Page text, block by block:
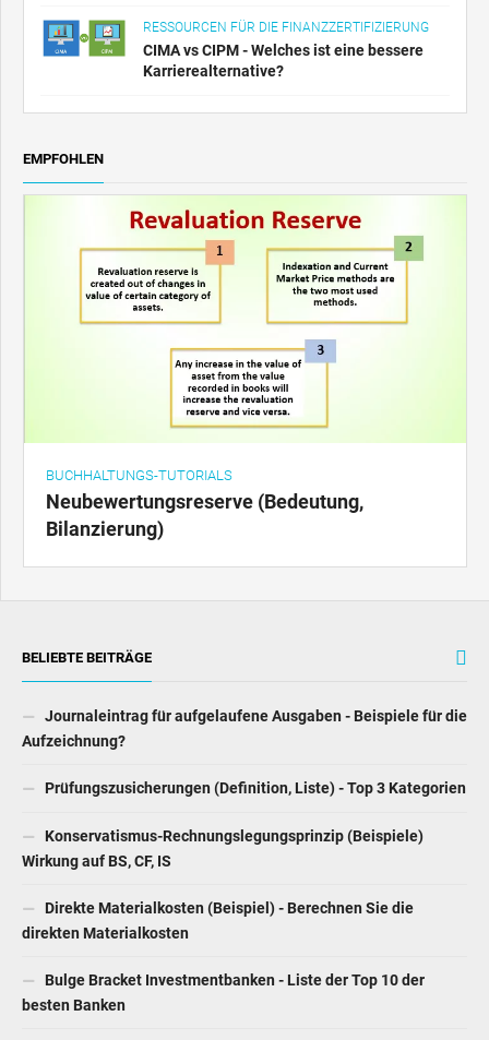
RESSOURCEN FÜR DIE FINANZZERTIFIZIERUNG
CIMA vs CIPM - Welches ist eine bessere
Karrierealternative?
EMPFOHLEN
BUCHHALTUNGS-TUTORIALS
Neubewertungsreserve (Bedeutung,
Bilanzierung)
BELIEBTE BEITRÄGE
Journaleintrag für aufgelaufene Ausgaben - Beispiele für die
Aufzeichnung?
Prüfungszusicherungen (Definition, Liste) - Top 3 Kategorien
Konservatismus-Rechnungslegungsprinzip (Beispiele)
Wirkung auf BS, CF, IS
Direkte Materialkosten (Beispiel) - Berechnen Sie die
direkten Materialkosten
Bulge Bracket Investmentbanken - Liste der Top 10 der
besten Banken